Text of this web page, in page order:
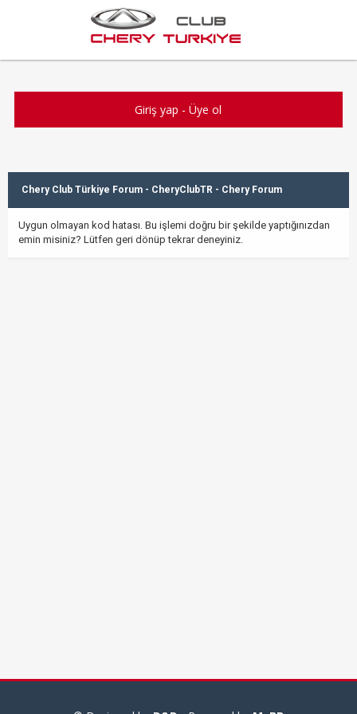
Giriş yap -Üye ol
Chery Club Türkiye Forum - CheryClubTR - Chery Forum
Uygun olmayan kod hatası. Bu işlemi doğru bir şekilde yaptığınızdan
emin misiniz? Lütfen geri dönüp tekrar deneyiniz.